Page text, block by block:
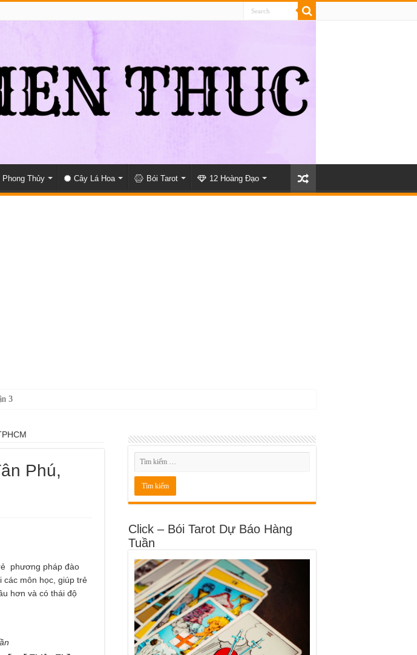
Phong Thủy Cây Lá Hoa Bói Tarot 12 Hoàng Đạo
3
Phú,
phương pháp đào
các môn học, giúp trẻ
hơn và có thái độ
Click – Bói Tarot Dự Báo Hàng
Tuần